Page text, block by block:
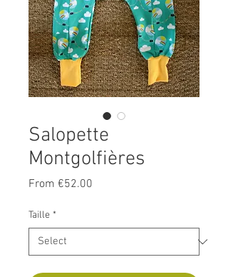
Salopette
Montgolfières
From €52.00
Taille *